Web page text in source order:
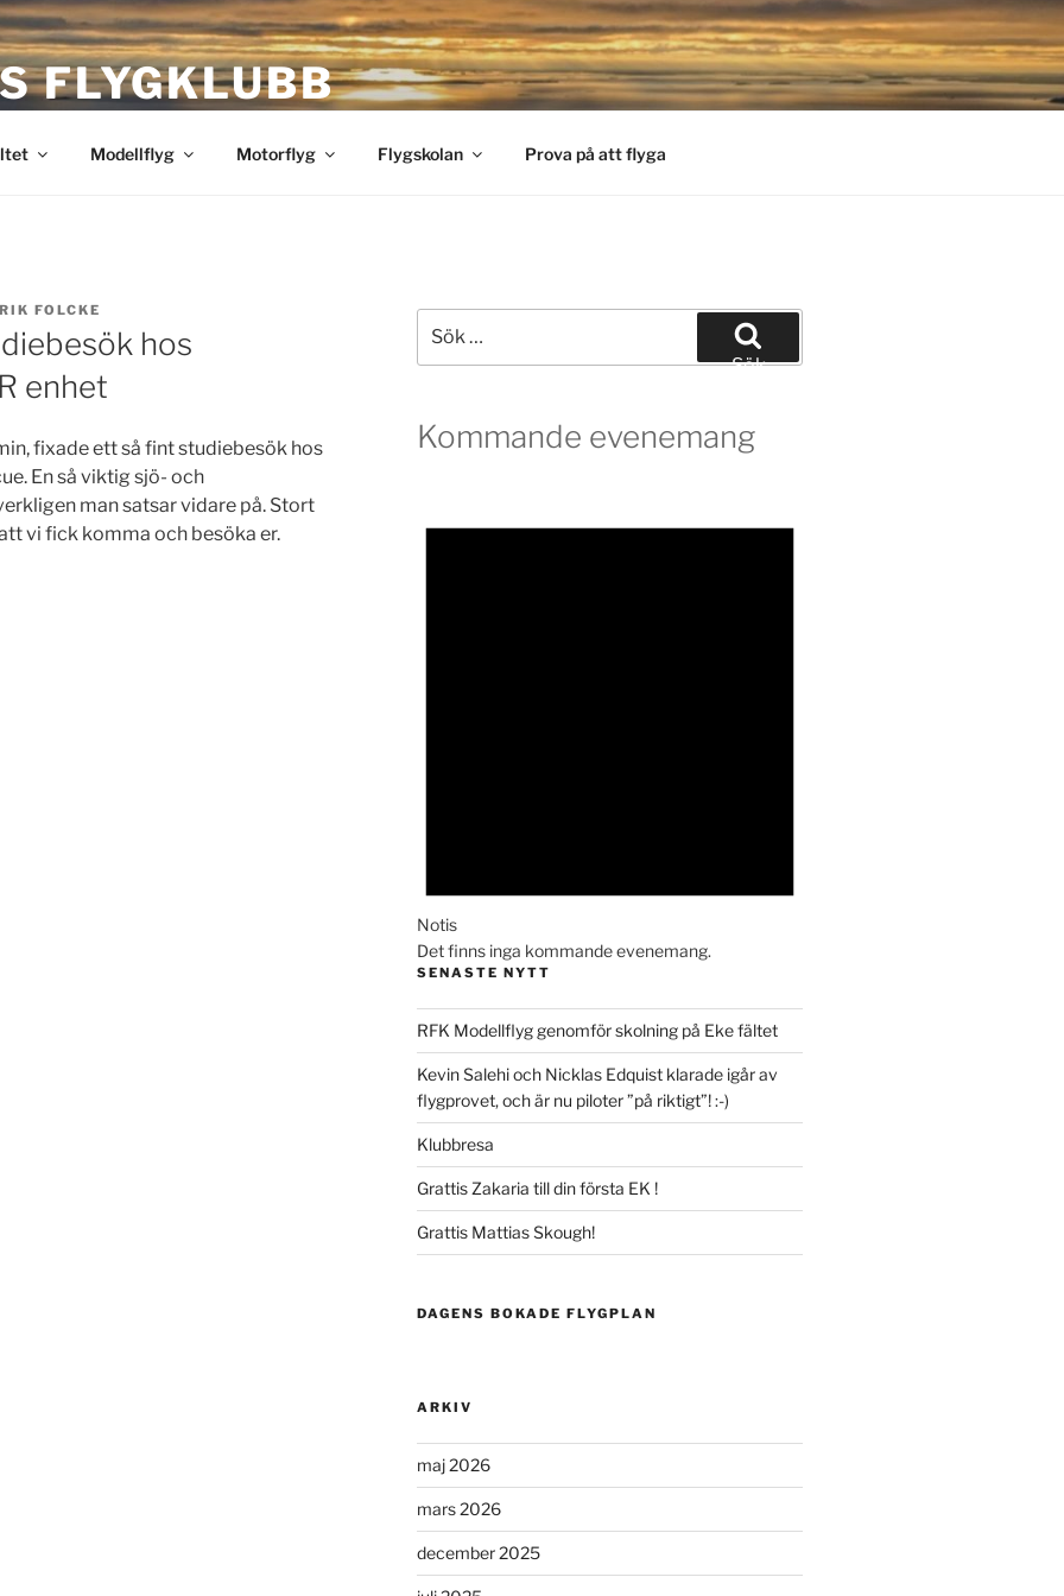
FLYGKLUBB
Modellflyg Motorflyg Flygskolan Prova på att flyga
FOLCKE
hos
enhet
fixade ett så fint studiebesök hos
En så viktig sjö- och
man satsar vidare på. Stort
vi fick komma och besöka er.
efter:
Sök
Kommande evenemang
Notis
Det finns inga kommande evenemang.
SENASTE NYTT
RFK Modellflyg genomför skolning på Eke fältet
Kevin Salehi och Nicklas Edquist klarade igår av
flygprovet, och är nu piloter ”på riktigt”! :-)
Klubbresa
Grattis Zakaria till din första EK !
Grattis Mattias Skough!
DAGENS BOKADE FLYGPLAN
ARKIV
maj 2026
mars 2026
december 2025